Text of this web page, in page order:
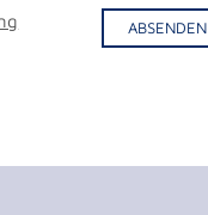
ABSENDEN